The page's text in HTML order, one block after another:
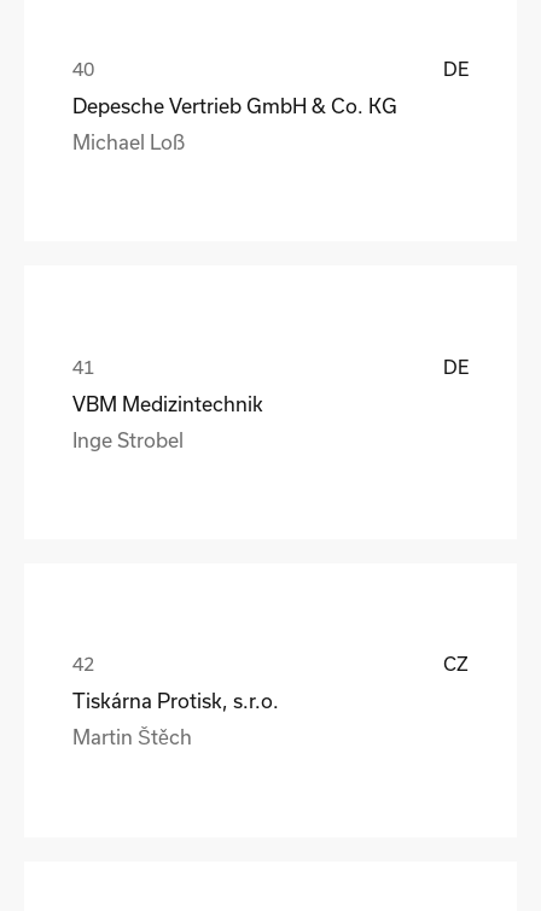
DE
Depesche Vertrieb GmbH & Co. KG
Michael Loß
DE
VBM Medizintechnik
Inge Strobel
CZ
Tiskárna Protisk, s.r.o.
Martin Štěch